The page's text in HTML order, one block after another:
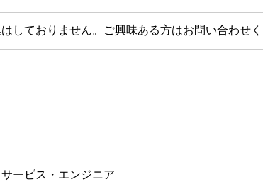
はしておりません。ご興味ある方はお問い合わせ
ービス・エンジニア